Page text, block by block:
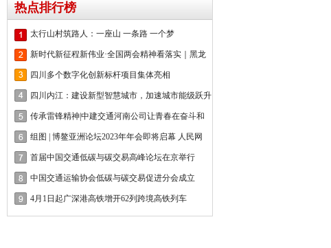
热点排行榜
太行山村筑路人：一座山 一条路 一个梦
新时代新征程新伟业·全国两会精神看落实｜黑龙
四川多个数字化创新标杆项目集体亮相
四川内江：建设新型智慧城市，加速城市能级跃升
传承雷锋精神|中建交通河南公司让青春在奋斗和
奉
组图 | 博鳌亚洲论坛2023年年会即将启幕 人民网
首届中国交通低碳与碳交易高峰论坛在京举行
中国交通运输协会低碳与碳交易促进分会成立
4月1日起广深港高铁增开62列跨境高铁列车